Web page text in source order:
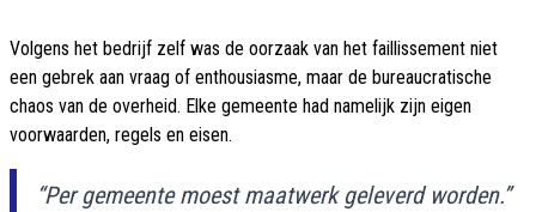
Volgens het bedrijf zelf was de oorzaak van het faillissement niet
een gebrek aan vraag of enthousiasme, maar de bureaucratische
chaos van de overheid. Elke gemeente had namelijk zijn eigen
voorwaarden, regels en eisen.
“Per gemeente moest maatwerk geleverd worden.”